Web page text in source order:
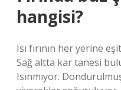
hangisi?
Isı fırının her yerine
Sağ altta kar tanesi
Isınmıyor.